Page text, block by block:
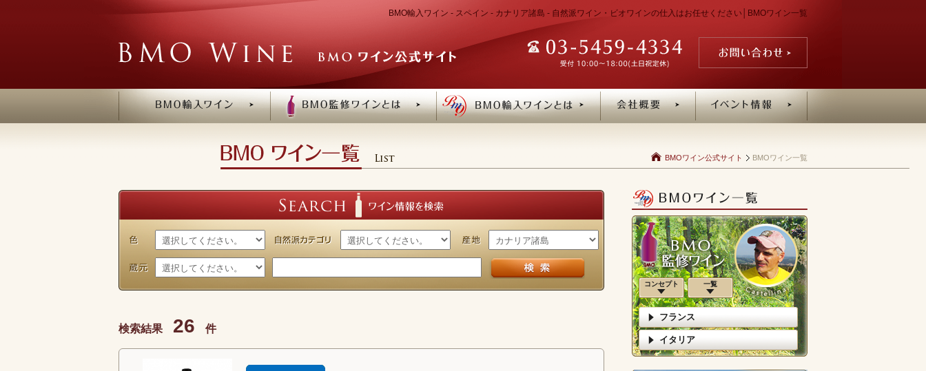
BMO輸入ワイン - スペイン - カナリア諸島 - 自然派ワイン・ビオワインの仕入はお任せください│BMOワイン一覧
BMOワイン公式サイト BMOワイン一覧
検索結果 26 件
コンセプト 一覧
フランス
イタリア